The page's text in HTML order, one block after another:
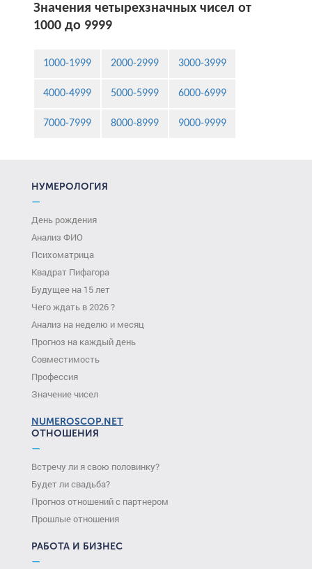
Значения четырехзначных чисел от
1000 до 9999
1000-1999 2000-2999 3000-3999
4000-4999 5000-5999 6000-6999
7000-7999 8000-8999 9000-9999
НУМЕРОЛОГИЯ
—
День рождения
Анализ ФИО
Психоматрица
Квадрат Пифагора
Будущее на 15 лет
Чего ждать в 2026 ?
Анализ на неделю и месяц
Прогноз на каждый день
Совместимость
Профессия
Значение чисел
NUMEROSCOP.NET
ОТНОШЕНИЯ
—
Встречу ли я свою половинку?
Будет ли свадьба?
Прогноз отношений с партнером
Прошлые отношения
РАБОТА И БИЗНЕС
—